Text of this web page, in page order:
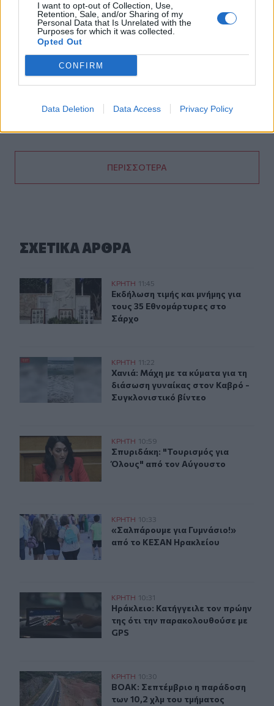
I want to opt-out of Collection, Use,
Retention, Sale, and/or Sharing of my
Personal Data that Is Unrelated with the
Purposes for which it was collected.
Opted Out
CONFIRM
Data Deletion Data Access Privacy Policy
Καρυστιανού για τις αποχωρήσεις: «Δεν μπορώ να δεχθώ
εκβιασμούς - Δεν ήταν όλοι καλοπροαίρετοι»
ΠΟΓΕΔΥ: Απάντηση στις επικρίσεις για το Antinero – «Η
πρόληψη δεν καταργεί τον κίνδυνο πυρκαγιάς»
ΠΕΡΙΣΣΟΤΕΡΑ
ΣΧΕΤΙΚA AΡΘΡΑ
Εκδήλωση τιμής και μνήμης για τους 35 Εθνομάρτυρες
ΚΡΗΤΗ 11:45
Εκδήλωση τιμής και μνήμης για
Εκδήλωση τιμής και μνήμης για
τους 35 Εθνομάρτυρες στο
Σάρχο
Χανιά: Μάχη με τα κύματα για τη διάσωση γυναίκας
ΚΡΗΤΗ 11:22
Χανιά: Μάχη με τα κύματα για τη
Χανιά: Μάχη με τα κύματα για τη
διάσωση γυναίκας στον Καβρό -
Συγκλονιστικό βίντεο
Σπυριδάκη: "Τουρισμός για Όλους" από τον Αύγουστο
ΚΡΗΤΗ 10:59
Σπυριδάκη: "Τουρισμός για
Σπυριδάκη: "Τουρισμός για
Όλους" από τον Αύγουστο
«Σαλπάρουμε για Γυμνάσιο!» από το ΚΕΣΑΝ Ηρακλείου
ΚΡΗΤΗ 10:33
«Σαλπάρουμε για Γυμνάσιο!» από
«Σαλπάρουμε για Γυμνάσιο!»
από το ΚΕΣΑΝ Ηρακλείου
Ηράκλειο: Κατήγγειλε τον πρώην της ότι την
ΚΡΗΤΗ 10:31
Ηράκλειο: Κατήγγειλε τον πρώην
Ηράκλειο: Κατήγγειλε τον πρώην
της ότι την παρακολουθούσε με
GPS
ΒΟΑΚ: Σεπτέμβριο η παράδοση των 10,2 χλμ του
ΚΡΗΤΗ 10:30
ΒΟΑΚ: Σεπτέμβριο η παράδοση
ΒΟΑΚ: Σεπτέμβριο η παράδοση
των 10,2 χλμ του τμήματος